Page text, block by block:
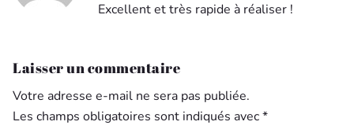
Excellent et très rapide à réaliser !
Laisser un commentaire
Votre adresse e-mail ne sera pas publiée.
Les champs obligatoires sont indiqués avec*